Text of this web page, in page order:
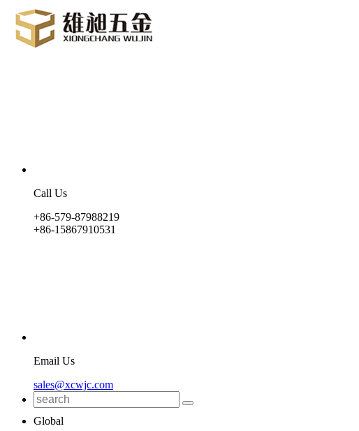
Call Us
+86-579-87988219
+86-15867910531
Email Us
sales@xcwjc.com
Global